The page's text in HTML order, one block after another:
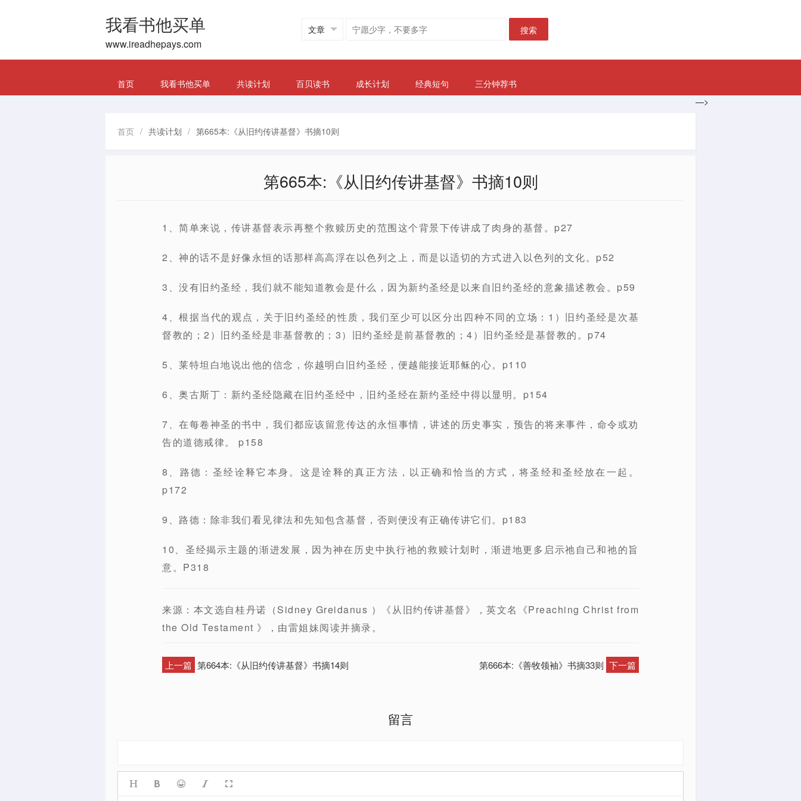
我看书他买单
www.ireadhepays.com
搜索
首页 我看书他买单 共读计划 百贝读书 成长计划 经典短句
三分钟荐书
—>
首页 / 共读计划 / 第665本:《从旧约传讲基督》书摘10则
第665本:《从旧约传讲基督》书摘10则
1、简单来说，传讲基督表示再整个救赎历史的范围这个背景下传讲成了肉身的基督。p27
2、神的话不是好像永恒的话那样高高浮在以色列之上，而是以适切的方式进入以色列的文化。p52
3、没有旧约圣经，我们就不能知道教会是什么，因为新约圣经是以来自旧约圣经的意象描述教会。p59
4、根据当代的观点，关于旧约圣经的性质，我们至少可以区分出四种不同的立场：1）旧约圣经是次基
督教的；2）旧约圣经是非基督教的；3）旧约圣经是前基督教的；4）旧约圣经是基督教的。p74
5、莱特坦白地说出他的信念，你越明白旧约圣经，便越能接近耶稣的心。p110
6、奥古斯丁：新约圣经隐藏在旧约圣经中，旧约圣经在新约圣经中得以显明。p154
7、在每卷神圣的书中，我们都应该留意传达的永恒事情，讲述的历史事实，预告的将来事件，命令或劝
告的道德戒律。 p158
8、路德：圣经诠释它本身。这是诠释的真正方法，以正确和恰当的方式，将圣经和圣经放在一起。
p172
9、路德：除非我们看见律法和先知包含基督，否则便没有正确传讲它们。p183
10、圣经揭示主题的渐进发展，因为神在历史中执行祂的救赎计划时，渐进地更多启示祂自己和祂的旨
意。P318
来源：本文选自桂丹诺（Sidney Greidanus ）《从旧约传讲基督》，英文名《Preaching Christ from
the Old Testament 》，由雷姐妹阅读并摘录。
上一篇 第664本:《从旧约传讲基督》书摘14则 第666本:《善牧领袖》书摘33则 下一篇
留言